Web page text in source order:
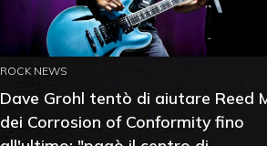
ROCK NEWS
Dave Grohl tentò di aiutare Reed
dei Corrosion of Conformity fino